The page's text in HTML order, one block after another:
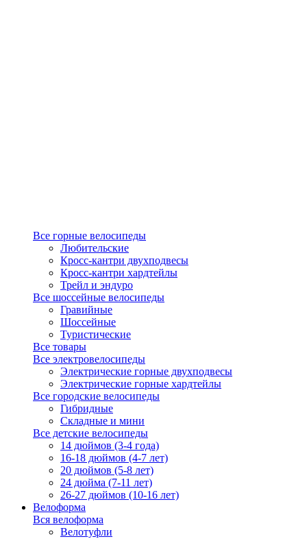
Все горные велосипеды
Любительские
Кросс-кантри двухподвесы
Кросс-кантри хардтейлы
Трейл и эндуро
Все шоссейные велосипеды
Гравийные
Шоссейные
Туристические
Все товары
Все электровелосипеды
Электрические горные двухподвесы
Электрические горные хардтейлы
Все городские велосипеды
Гибридные
Складные и мини
Все детские велосипеды
14 дюймов (3-4 года)
16-18 дюймов (4-7 лет)
20 дюймов (5-8 лет)
24 дюйма (7-11 лет)
26-27 дюймов (10-16 лет)
Велоформа
Вся велоформа
Велотуфли